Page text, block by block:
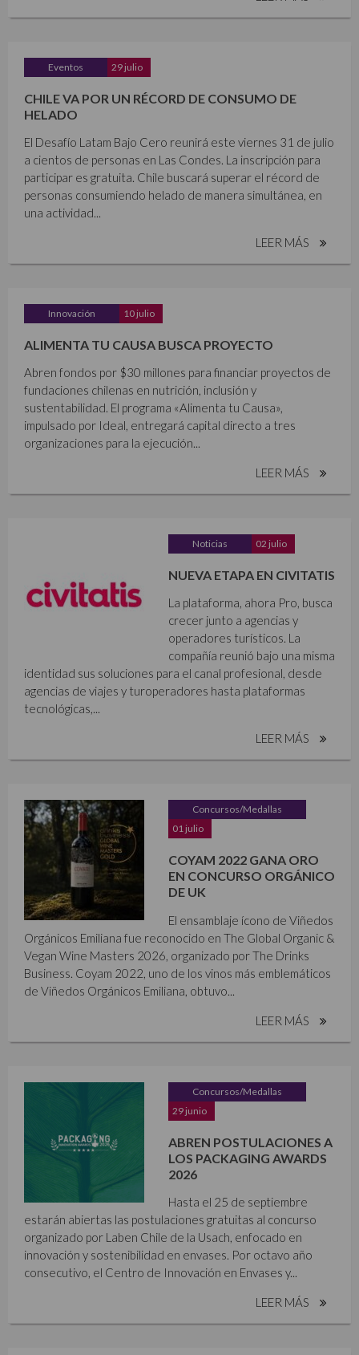
Eventos 29 julio
CHILE VA POR UN RÉCORD DE CONSUMO DE
HELADO
El Desafío Latam Bajo Cero reunirá este viernes 31 de julio
a cientos de personas en Las Condes. La inscripción para
participar es gratuita. Chile buscará superar el récord de
personas consumiendo helado de manera simultánea, en
una actividad...
LEER MÁS
Innovación 10 julio
ALIMENTA TU CAUSA BUSCA PROYECTO
Abren fondos por $30 millones para financiar proyectos de
fundaciones chilenas en nutrición, inclusión y
sustentabilidad. El programa «Alimenta tu Causa»,
impulsado por Ideal, entregará capital directo a tres
organizaciones para la ejecución...
LEER MÁS
Noticias 02 julio
NUEVA ETAPA EN CIVITATIS
La plataforma, ahora Pro, busca
crecer junto a agencias y
operadores turísticos. La
compañía reunió bajo una misma
identidad sus soluciones para el canal profesional, desde
agencias de viajes y turoperadores hasta plataformas
tecnológicas,...
LEER MÁS
Concursos/Medallas
01 julio
COYAM 2022 GANA ORO
EN CONCURSO ORGÁNICO
DE UK
El ensamblaje ícono de Viñedos
Orgánicos Emiliana fue reconocido en The Global Organic &
Vegan Wine Masters 2026, organizado por The Drinks
Business. Coyam 2022, uno de los vinos más emblemáticos
de Viñedos Orgánicos Emiliana, obtuvo...
LEER MÁS
Concursos/Medallas
29 junio
ABREN POSTULACIONES A
LOS PACKAGING AWARDS
2026
Hasta el 25 de septiembre
estarán abiertas las postulaciones gratuitas al concurso
organizado por Laben Chile de la Usach, enfocado en
innovación y sostenibilidad en envases. Por octavo año
consecutivo, el Centro de Innovación en Envases y...
LEER MÁS